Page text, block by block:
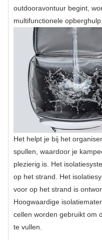
outdooravontuur begint,
multifunctionele opberghulp.
Het helpt je bij het
spullen, waardoor je
plezierig is. Het
op het strand. Het
voor op het strand is
Hoogwaardige
cellen worden gebruikt om
te vullen.